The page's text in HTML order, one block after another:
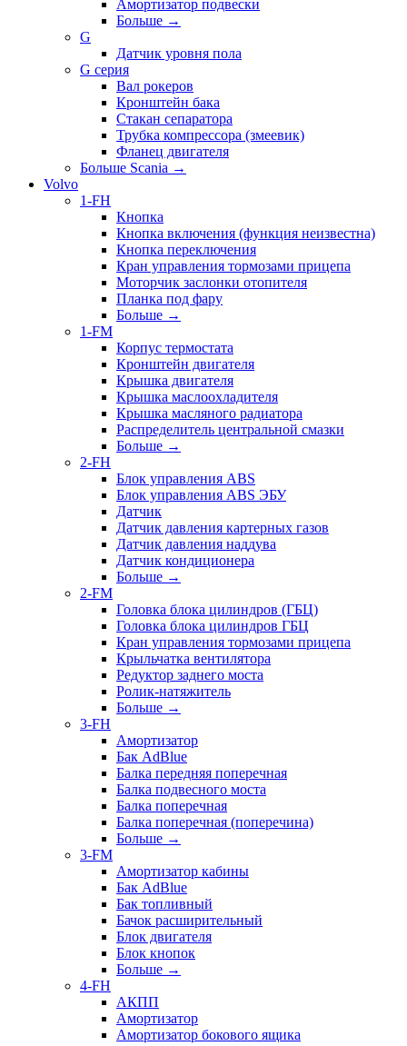
Амортизатор подвески
Больше →
G
Датчик уровня пола
G серия
Вал рокеров
Кронштейн бака
Стакан сепаратора
Трубка компрессора (змеевик)
Фланец двигателя
Больше Scania →
Volvo
1-FH
Кнопка
Кнопка включения (функция неизвестна)
Кнопка переключения
Кран управления тормозами прицепа
Моторчик заслонки отопителя
Планка под фару
Больше →
1-FM
Корпус термостата
Кронштейн двигателя
Крышка двигателя
Крышка маслоохладителя
Крышка масляного радиатора
Распределитель центральной смазки
Больше →
2-FH
Блок управления ABS
Блок управления ABS ЭБУ
Датчик
Датчик давления картерных газов
Датчик давления наддува
Датчик кондиционера
Больше →
2-FM
Головка блока цилиндров (ГБЦ)
Головка блока цилиндров ГБЦ
Кран управления тормозами прицепа
Крыльчатка вентилятора
Редуктор заднего моста
Ролик-натяжитель
Больше →
3-FH
Амортизатор
Бак AdBlue
Балка передняя поперечная
Балка подвесного моста
Балка поперечная
Балка поперечная (поперечина)
Больше →
3-FM
Амортизатор кабины
Бак AdBlue
Бак топливный
Бачок расширительный
Блок двигателя
Блок кнопок
Больше →
4-FH
АКПП
Амортизатор
Амортизатор бокового ящика